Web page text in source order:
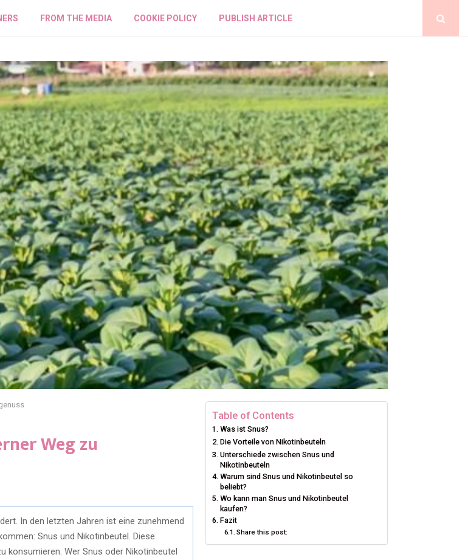
FROM THE MEDIA COOKIE POLICY PUBLISH ARTICLE
Weg zu
In den letzten Jahren ist eine zunehmend
Snus und Nikotinbeutel. Diese
konsumieren. Wer Snus oder Nikotinbeutel
Table of Contents
Was ist Snus?
Die Vorteile von Nikotinbeuteln
Unterschiede zwischen Snus und
Nikotinbeuteln
Warum sind Snus und Nikotinbeutel so
beliebt?
Wo kann man Snus und Nikotinbeutel
kaufen?
Fazit
Share this post: